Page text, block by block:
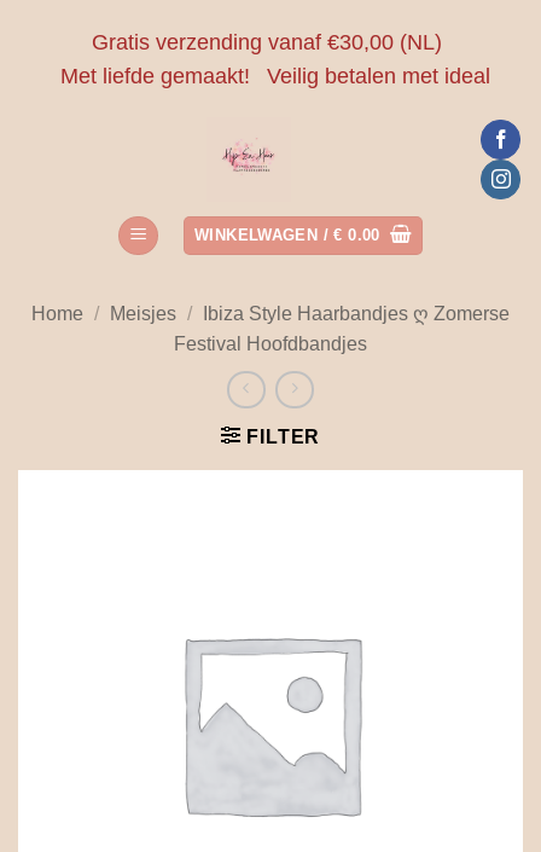
Gratis verzending vanaf €30,00 (NL)
Met liefde gemaakt!
Veilig betalen met ideal
WINKELWAGEN /€ 0.00
Home / Meisjes /
Ibiza Style Haarbandjes ღ Zomerse
Festival Hoofdbandjes
FILTER